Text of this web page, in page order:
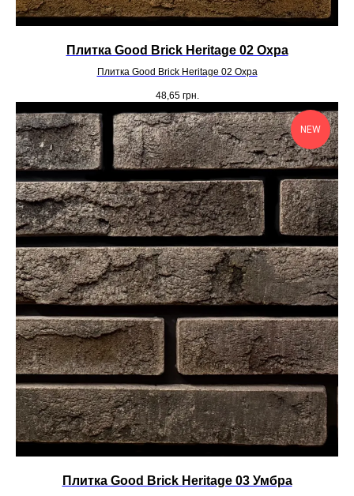
Плитка Good Brick Heritage 02 Охра
Плитка Good Brick Heritage 02 Охра
48,65 грн.
NEW
Плитка Good Brick Heritage 03 Умбра